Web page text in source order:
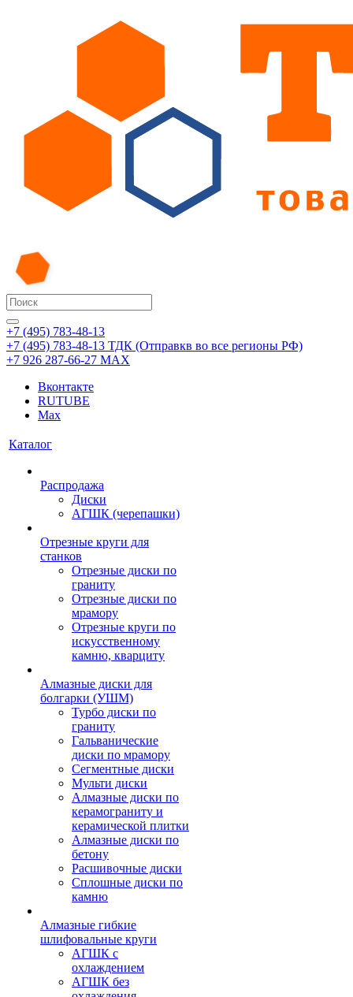
+7 (495) 783-48-13
+7 (495) 783-48-13 ТДК (Отправкв во все регионы РФ)
+7 926 287-66-27 МАХ
Вконтакте
RUTUBE
Max
Каталог
Распродажа
Диски
АГШК (черепашки)
Отрезные круги для
станков
Отрезные диски по
граниту
Отрезные диски по
мрамору
Отрезные круги по
искусственному
камню, кварциту
Алмазные диски для
болгарки (УШМ)
Турбо диски по
граниту
Гальванические
диски по мрамору
Сегментные диски
Мульти диски
Алмазные диски по
керамограниту и
керамической плитки
Алмазные диски по
бетону
Расшивочные диски
Сплошные диски по
камню
Алмазные гибкие
шлифовальные круги
АГШК с
охлаждением
АГШК без